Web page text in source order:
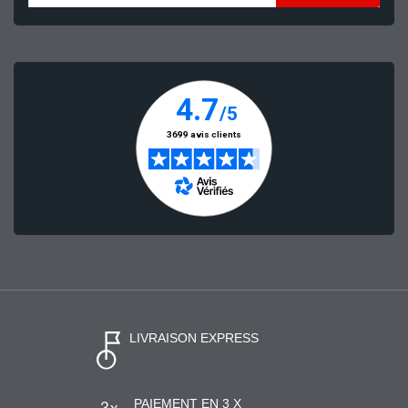
LIVRAISON EXPRESS
PAIEMENT EN 3 X